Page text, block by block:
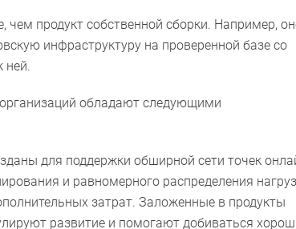
чем продукт собственной сборки. Например,
инфраструктуру на проверенной базе со
ней.
обладают следующими
для поддержки обширной сети точек
и равномерного распределения
затрат. Заложенные в продукты
развитие и помогают добиваться